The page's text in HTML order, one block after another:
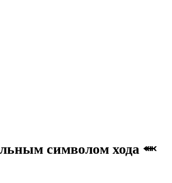
символом хода ⬽